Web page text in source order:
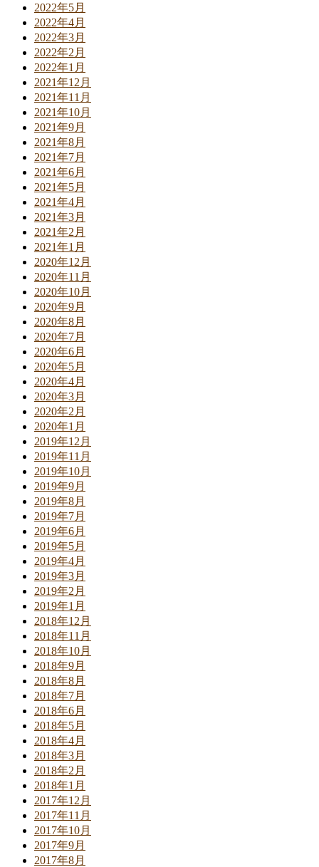
2022年5月
2022年4月
2022年3月
2022年2月
2022年1月
2021年12月
2021年11月
2021年10月
2021年9月
2021年8月
2021年7月
2021年6月
2021年5月
2021年4月
2021年3月
2021年2月
2021年1月
2020年12月
2020年11月
2020年10月
2020年9月
2020年8月
2020年7月
2020年6月
2020年5月
2020年4月
2020年3月
2020年2月
2020年1月
2019年12月
2019年11月
2019年10月
2019年9月
2019年8月
2019年7月
2019年6月
2019年5月
2019年4月
2019年3月
2019年2月
2019年1月
2018年12月
2018年11月
2018年10月
2018年9月
2018年8月
2018年7月
2018年6月
2018年5月
2018年4月
2018年3月
2018年2月
2018年1月
2017年12月
2017年11月
2017年10月
2017年9月
2017年8月